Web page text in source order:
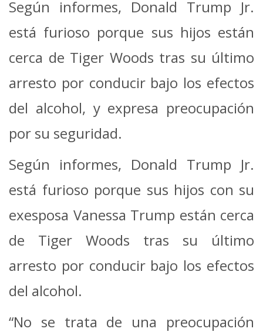
Según informes, Donald Trump Jr.
está furioso porque sus hijos están
cerca de Tiger Woods tras su último
arresto por conducir bajo los efectos
del alcohol, y expresa preocupación
por su seguridad.
Según informes, Donald Trump Jr.
está furioso porque sus hijos con su
exesposa Vanessa Trump están cerca
de Tiger Woods tras su último
arresto por conducir bajo los efectos
del alcohol.
“No se trata de una preocupación